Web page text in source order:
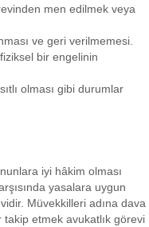
men edilmek veya
ve geri verilmemesi.
bir engelinin
olması gibi durumlar
iyi hâkim olması
yasalara uygun
Müvekkilleri adına dava
etmek avukatlık görevi